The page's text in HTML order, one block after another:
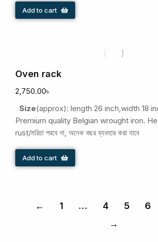
Add to cart
Oven rack
2,750.00৳
Size(approx): length 26 inch,width 18
Premium quality Belgian wrought iron.
rust/মরিচা পরবে না, অনেক বছর ব্যবহার করা যাবে
Add to cart
← 1 … 4 5 6
→